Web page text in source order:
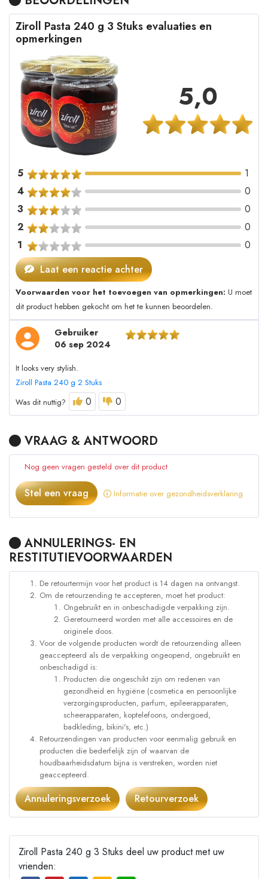
Ziroll Pasta 240 g 3 Stuks evaluaties en
opmerkingen
5,0
5
1
4
0
3
0
2
0
1
0
Laat een reactie achter
Voorwaarden voor het toevoegen van opmerkingen: U moet
dit product hebben gekocht om het te kunnen beoordelen.
Gebruiker
06 sep 2024
It looks very stylish.
Ziroll Pasta 240 g 2 Stuks
Was dit nuttig?
0 0
VRAAG & ANTWOORD
Nog geen vragen gesteld over dit product
Stel een vraag Informatie over gezondheidsverklaring
ANNULERINGS- EN
RESTITUTIEVOORWAARDEN
De retourtermijn voor het product is 14 dagen na ontvangst.
Om de retourzending te accepteren, moet het product:
Ongebruikt en in onbeschadigde verpakking zijn.
Geretourneerd worden met alle accessoires en de
originele doos.
Voor de volgende producten wordt de retourzending alleen
geaccepteerd als de verpakking ongeopend, ongebruikt en
onbeschadigd is:
Producten die ongeschikt zijn om redenen van
gezondheid en hygiëne (cosmetica en persoonlijke
verzorgingsproducten, parfum, epileerapparaten,
scheerapparaten, koptelefoons, ondergoed,
badkleding, bikini's, etc.)
Retourzendingen van producten voor eenmalig gebruik en
producten die bederfelijk zijn of waarvan de
houdbaarheidsdatum bijna is verstreken, worden niet
geaccepteerd.
Annuleringsverzoek Retourverzoek
Ziroll Pasta 240 g 3 Stuks deel uw product met uw
vrienden: